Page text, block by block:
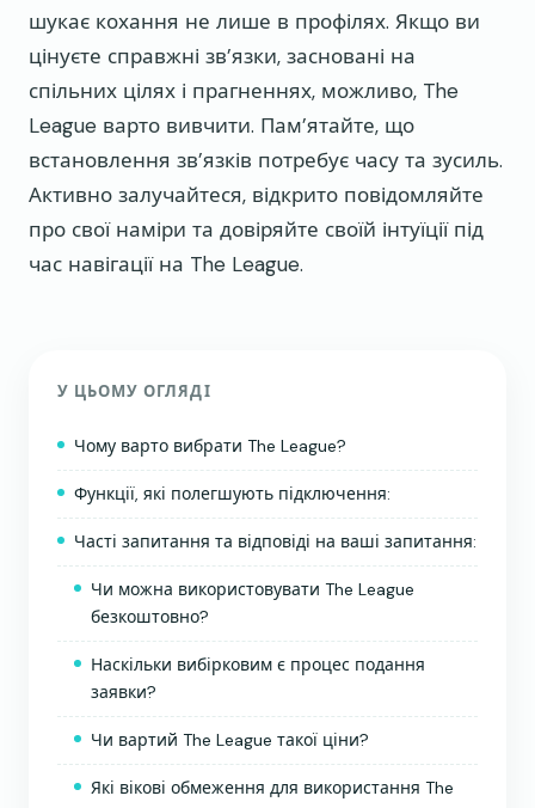
шукає кохання не лише в профілях. Якщо ви
цінуєте справжні зв’язки, засновані на
спільних цілях і прагненнях, можливо, The
League варто вивчити. Пам’ятайте, що
встановлення зв’язків потребує часу та зусиль.
Активно залучайтеся, відкрито повідомляйте
про свої наміри та довіряйте своїй інтуїції під
час навігації на The League.
У ЦЬОМУ ОГЛЯДІ
Чому варто вибрати The League?
Функції, які полегшують підключення:
Часті запитання та відповіді на ваші запитання:
Чи можна використовувати The League
безкоштовно?
Наскільки вибірковим є процес подання
заявки?
Чи вартий The League такої ціни?
Які вікові обмеження для використання The